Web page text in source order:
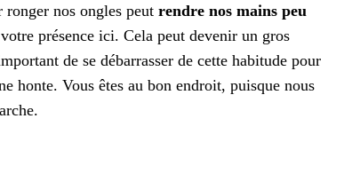
nos ongles peut rendre nos mains peu
présence ici. Cela peut devenir un gros
de se débarrasser de cette habitude pour
honte. Vous êtes au bon endroit, puisque nous